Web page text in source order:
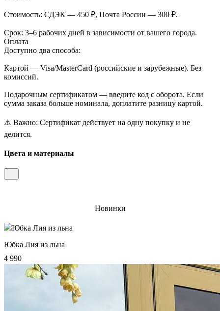
Стоимость: СДЭК — 450 ₽, Почта России — 300 ₽.
Срок: 3–6 рабочих дней в зависимости от вашего города.
Оплата
Доступно два способа:
Картой — Visa/MasterCard (российские и зарубежные). Без
комиссий.
Подарочным сертификатом — введите код с оборота. Если
сумма заказа больше номинала, доплатите разницу картой.
⚠️ Важно: Сертификат действует на одну покупку и не
делится.
Цвета и материалы
Новинки
Юбка Лия из льна
4 990